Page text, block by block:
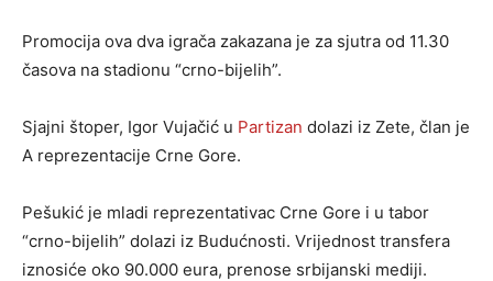
Promocija ova dva igrača zakazana je za sjutra od 11.30
časova na stadionu “crno-bijelih”.
Sjajni štoper, Igor Vujačić u Partizan dolazi iz Zete, član je
A reprezentacije Crne Gore.
Pešukić je mladi reprezentativac Crne Gore i u tabor
“crno-bijelih” dolazi iz Budućnosti. Vrijednost transfera
iznosiće oko 90.000 eura, prenose srbijanski mediji.